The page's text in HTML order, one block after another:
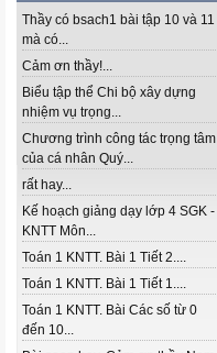
Thầy có bsach1 bài tập 10 và 11
mà có...
Cảm ơn thầy!...
Biểu tập thể Chi bộ xây dựng
nhiệm vụ trọng...
Chương trình công tác trọng tâm
của cá nhân Quý...
rất hay...
Kế hoạch giảng dạy lớp 4 SGK -
KNTT Môn...
Toán 1 KNTT. Bài 1 Tiết 2....
Toán 1 KNTT. Bài 1 Tiết 1....
Toán 1 KNTT. Bài Các số từ 0
đến 10...